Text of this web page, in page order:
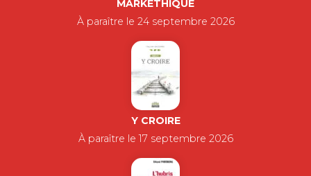
MARKÉTHIQUE
À paraître le 24 septembre 2026
Y CROIRE
À paraître le 17 septembre 2026